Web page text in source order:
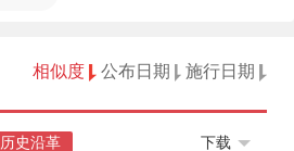
相似度 公布日期 施行日期
历史沿革 下载